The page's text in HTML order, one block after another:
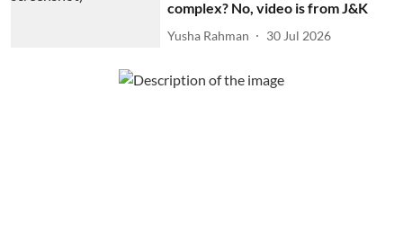
complex? No, video is from J&K
Yusha Rahman 30 Jul 2026